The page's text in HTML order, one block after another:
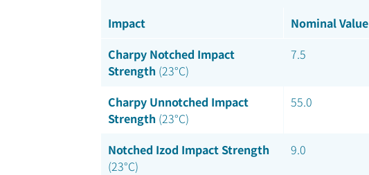
Impact
Nominal Value
Charpy Notched Impact
Strength (23°C)
7.5
Charpy Unnotched Impact
Strength(23°C)
55.0
Notched Izod Impact Strength
(23°C)
9.0